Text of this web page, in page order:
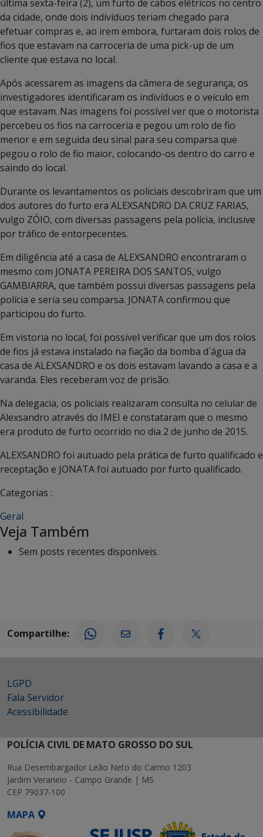
última sexta-feira (2), um furto de cabos elétricos no centro
da cidade, onde dois indivíduos teriam chegado para
efetuar compras e, ao irem embora, furtaram dois rolos de
fios que estavam na carroceria de uma pick-up de um
cliente que estava no local.
Após acessarem as imagens da câmera de segurança, os
investigadores identificaram os indivíduos e o veículo em
que estavam. Nas imagens foi possível ver que o motorista
percebeu os fios na carroceria e pegou um rolo de fio
menor e em seguida deu sinal para seu comparsa que
pegou o rolo de fio maior, colocando-os dentro do carro e
saindo do local.
Durante os levantamentos os policiais descobriram que um
dos autores do furto era ALEXSANDRO DA CRUZ FARIAS,
vulgo ZÓIO, com diversas passagens pela polícia, inclusive
por tráfico de entorpecentes.
Em diligência até a casa de ALEXSANDRO encontraram o
mesmo com JONATA PEREIRA DOS SANTOS, vulgo
GAMBIARRA, que também possui diversas passagens pela
polícia e seria seu comparsa. JONATA confirmou que
participou do furto.
Em vistoria no local, foi possível verificar que um dos rolos
de fios já estava instalado na fiação da bomba d´água da
casa de ALEXSANDRO e os dois estavam lavando a casa e a
varanda. Eles receberam voz de prisão.
Na delegacia, os policiais realizaram consulta no celular de
Alexsandro através do IMEI e constataram que o mesmo
era produto de furto ocorrido no dia 2 de junho de 2015.
ALEXSANDRO foi autuado pela prática de furto qualificado e
receptação e JONATA foi autuado por furto qualificado.
Categorias :
Geral
Veja Também
Sem posts recentes disponíveis.
Compartilhe:
LGPD
Fala Servidor
Acessibilidade
POLÍCIA CIVIL DE MATO GROSSO DO SUL
Rua Desembargador Leão Neto do Carmo 1203
Jardim Veraneio - Campo Grande | MS
CEP 79037-100
MAPA